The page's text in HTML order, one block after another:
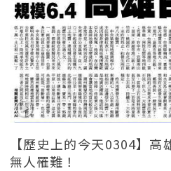
【歷史上的今天0304】
無人罹難！